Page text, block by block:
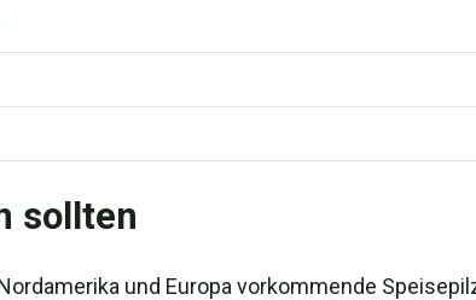
sollten
und Europa vorkommende